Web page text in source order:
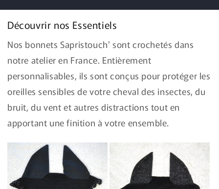
Découvrir nos Essentiels
Nos bonnets Sapristouch' sont crochetés dans
notre atelier en France. Entièrement
personnalisables, ils sont conçus pour protéger les
oreilles sensibles de votre cheval des insectes, du
bruit, du vent et autres distractions tout en
apportant une finition à votre ensemble.